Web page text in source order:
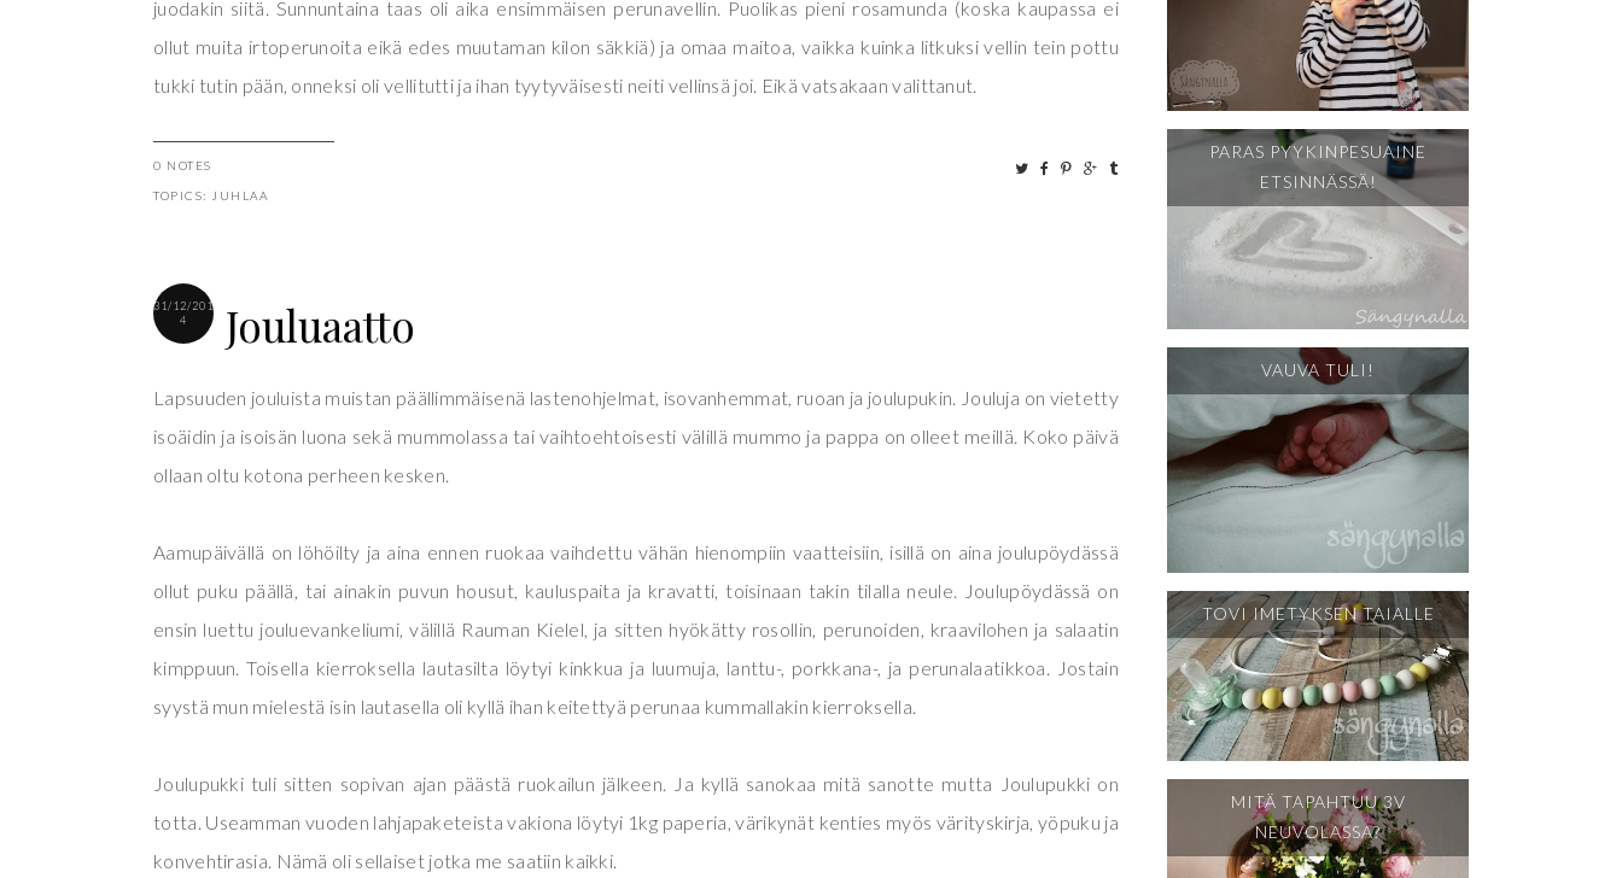
juodakin siitä. Sunnuntaina taas oli aika ensimmäisen perunavellin. Puolikas pieni rosamunda (koska kaupassa ei
ollut muita irtoperunoita eikä edes muutaman kilon säkkiä) ja omaa maitoa, vaikka kuinka litkuksi vellin tein pottu
tukki tutin pään, onneksi oli vellitutti ja ihan tyytyväisesti neiti vellinsä joi. Eikä vatsakaan valittanut.
0 NOTES
TOPICS: JUHLAA
31/12/201
4
Jouluaatto
Lapsuuden jouluista muistan päällimmäisenä lastenohjelmat, isovanhemmat, ruoan ja joulupukin. Jouluja on vietetty
isoäidin ja isoisän luona sekä mummolassa tai vaihtoehtoisesti välillä mummo ja pappa on olleet meillä. Koko päivä
ollaan oltu kotona perheen kesken.
Aamupäivällä on löhöilty ja aina ennen ruokaa vaihdettu vähän hienompiin vaatteisiin, isillä on aina joulupöydässä
ollut puku päällä, tai ainakin puvun housut, kauluspaita ja kravatti, toisinaan takin tilalla neule. Joulupöydässä on
ensin luettu jouluevankeliumi, välillä Rauman Kielel, ja sitten hyökätty rosollin, perunoiden, kraavilohen ja salaatin
kimppuun. Toisella kierroksella lautasilta löytyi kinkkua ja luumuja, lanttu-, porkkana-, ja perunalaatikkoa. Jostain
syystä mun mielestä isin lautasella oli kyllä ihan keitettyä perunaa kummallakin kierroksella.
Joulupukki tuli sitten sopivan ajan päästä ruokailun jälkeen. Ja kyllä sanokaa mitä sanotte mutta Joulupukki on
totta. Useamman vuoden lahjapaketeista vakiona löytyi 1kg paperia, värikynät kenties myös värityskirja, yöpuku ja
konvehtirasia. Nämä oli sellaiset jotka me saatiin kaikki.
PARAS PYYKINPESUAINE
ETSINNÄSSÄ!
VAUVA TULI!
TOVI IMETYKSEN TAIALLE
MITÄ TAPAHTUU 3V
NEUVOLASSA?